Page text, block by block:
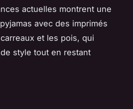
actuelles montrent une
avec des imprimés
et les pois, qui
style tout en restant